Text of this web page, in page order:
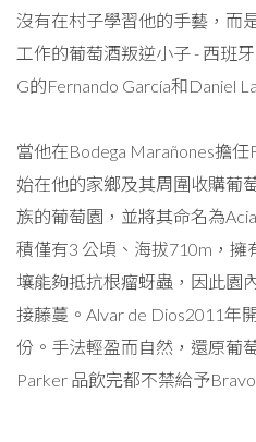
沒有在村子學習他的手藝，而
工作的葡萄酒叛逆小子 - 西班
G的Fernando García和Daniel
當他在Bodega Marañones擔
始在他的家鄉及其周圍收購葡
族的葡萄園，並將其命名為
積僅有3 公頃、海拔710m，擁
壤能夠抵抗根瘤蚜蟲，因此園
接藤蔓。Alvar de Dios2011年
份。手法輕盈而自然，還原葡
Parker 品飲完都不禁給予